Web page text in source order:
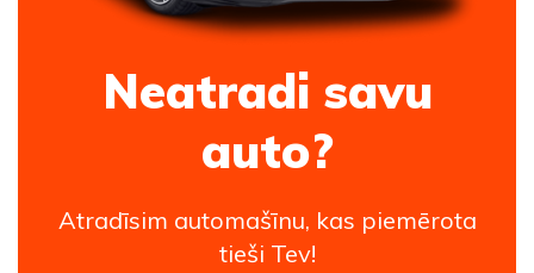
Neatradi savu
auto?
Atradīsim automašīnu, kas piemērota
tieši Tev!